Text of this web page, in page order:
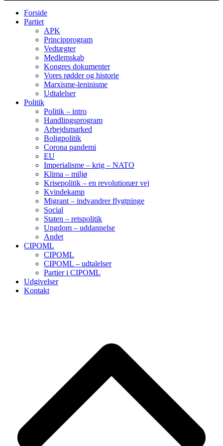
Forside
Partiet
APK
Principprogram
Vedtægter
Medlemskab
Kongres dokumenter
Vores rødder og historie
Marxisme-leninisme
Udtalelser
Politik
Politik – intro
Handlingsprogram
Arbejdsmarked
Boligpolitik
Corona pandemi
EU
Imperialisme – krig – NATO
Klima – miljø
Krisepolitik – en revolutionær vej
Kvindekamp
Migrant – indvandrer flygtninge
Social
Staten – retspolitik
Ungdom – uddannelse
Andet
CIPOML
CIPOML
CIPOML – udtalelser
Partier i CIPOML
Udgivelser
Kontakt